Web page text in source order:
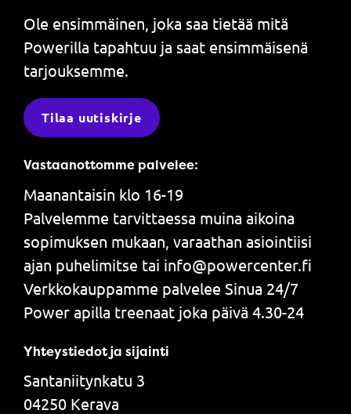
Ole ensimmäinen, joka saa tietää mitä
Powerilla tapahtuu ja saat ensimmäisenä
tarjouksemme.
Tilaa uutiskirje
Vastaanottomme palvelee:
Maanantaisin klo 16-19
Palvelemme tarvittaessa muina aikoina
sopimuksen mukaan, varaathan asiointiisi
ajan puhelimitse tai info@powercenter.fi
Verkkokauppamme palvelee Sinua 24/7
Power apilla treenaat joka päivä 4.30-24
Yhteystiedot ja sijainti
Santaniitynkatu 3
04250 Kerava